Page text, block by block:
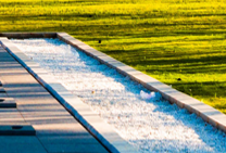
自办刊物
学术预告
教